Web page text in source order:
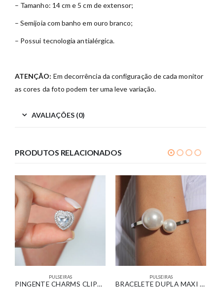
– Tamanho: 14 cm e 5 cm de extensor;
– Semijoia com banho em ouro branco;
– Possui tecnologia antialérgica.
ATENÇÃO: Em decorrência da configuração de cada monitor
as cores da foto podem ter uma leve variação.
AVALIAÇÕES (0)
PRODUTOS RELACIONADOS
PULSEIRAS
PINGENTE CHARMS CLIPS CORAÇÃO COM ZIRCÔNIA
PULSEIRAS
BRACELETE DUPLA MAXI PÉROLAS BANHADO EM OURO BRANCO